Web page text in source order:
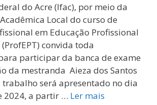
do Acre (Ifac), por meio da
Local do curso de
em Educação Profissional
convida toda
participar da banca de exame
da mestranda Aieza dos Santos
será apresentado no dia
2024, a partir … Ler mais